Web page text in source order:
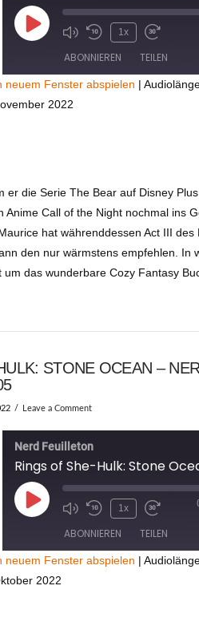
Play
Episode
1x
ABONNIEREN TEILEN
neuem Fenster abspielen |
2022
er die Serie The Bear auf Disney Plus
Anime Call of the Night nochmal ins
hat währenddessen Act III des
den nur wärmstens empfehlen. In
das wunderbare Cozy Fantasy
STONE OCEAN –
Leave a Comment
Nerd Feuilleton
Play
Episode
1x
ABONNIEREN TEILEN
neuem Fenster abspielen |
2022